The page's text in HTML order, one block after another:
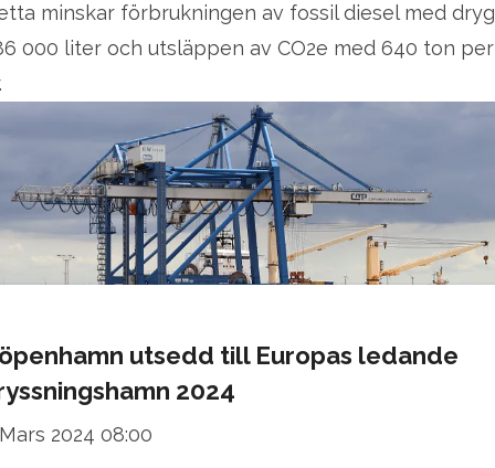
minskar förbrukningen av fossil diesel med
000 liter och utsläppen av CO2e med 640 ton per
utsedd till Europas ledande
2024
2024 08:00